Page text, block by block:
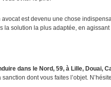
est devenu une chose
la solution la plus adaptée, en
dans le Nord, 59, à Lille, Douai,
dont vous faites l’objet.